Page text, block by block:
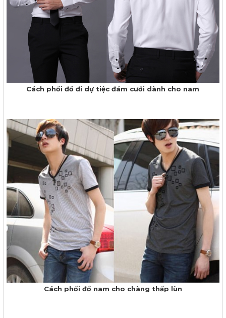
Cách phối đồ đi dự tiệc đám cưới dành cho nam
Cách phối đồ nam cho chàng thấp lùn